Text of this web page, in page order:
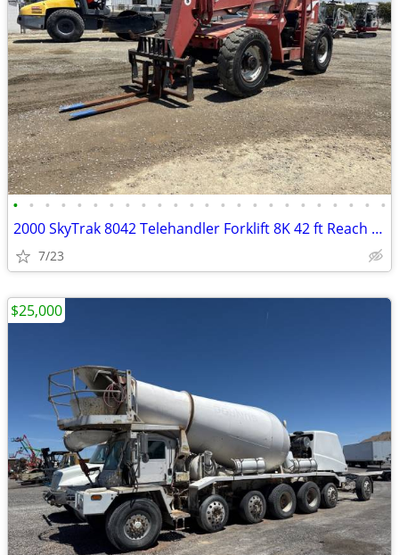
• • • • • • • • • • • • • • • • • • • • • • • •
2000 SkyTrak 8042 Telehandler Forklift 8K 42 ft Reach Lift # 4777
7/23
$25,000